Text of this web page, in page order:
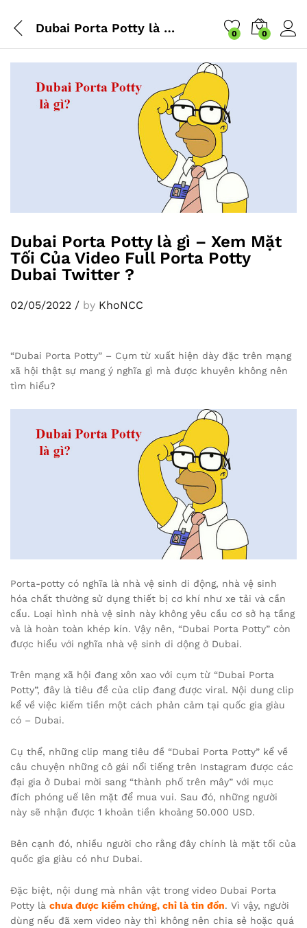
Dubai Porta Potty là gì – Xem Mặt Tối Của Video Full Porta Potty Dubai Twitter ? 0 0
Dubai Porta Potty là gì – Xem Mặt
Tối Của Video Full Porta Potty
Dubai Twitter ?
02/05/2022 / by KhoNCC
“Dubai Porta Potty” – Cụm từ xuất hiện dày đặc trên mạng
xã hội thật sự mang ý nghĩa gì mà được khuyên không nên
tìm hiểu?
Porta-potty có nghĩa là nhà vệ sinh di động, nhà vệ sinh
hóa chất thường sử dụng thiết bị cơ khí như xe tải và cần
cẩu. Loại hình nhà vệ sinh này không yêu cầu cơ sở hạ tầng
và là hoàn toàn khép kín. Vậy nên, “Dubai Porta Potty” còn
được hiểu với nghĩa nhà vệ sinh di dộng ở Dubai.
Trên mạng xã hội đang xôn xao với cụm từ “Dubai Porta
Potty”, đây là tiêu đề của clip đang được viral. Nội dung clip
kể về việc kiếm tiền một cách phản cảm tại quốc gia giàu
có – Dubai.
Cụ thể, những clip mang tiêu đề “Dubai Porta Potty” kể về
câu chuyện những cô gái nổi tiếng trên Instagram được các
đại gia ở Dubai mời sang “thành phố trên mây” với mục
đích phóng uế lên mặt để mua vui. Sau đó, những người
này sẽ nhận được 1 khoản tiền khoảng 50.000 USD.
Bên cạnh đó, nhiều người cho rằng đây chính là mặt tối của
quốc gia giàu có như Dubai.
Đặc biệt, nội dung mà nhân vật trong video Dubai Porta
Potty là chưa được kiểm chứng, chỉ là tin đồn. Vì vậy, người
dùng nếu đã xem video này thì không nên chia sẻ hoặc quá